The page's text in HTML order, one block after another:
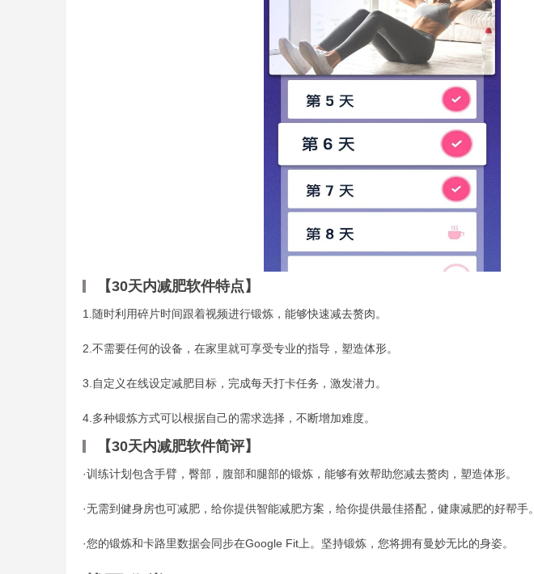
【30天内减肥软件特点】
1.随时利用碎片时间跟着视频进行锻炼，能够快速减去赘肉。
2.不需要任何的设备，在家里就可享受专业的指导，塑造体形。
3.自定义在线设定减肥目标，完成每天打卡任务，激发潜力。
4.多种锻炼方式可以根据自己的需求选择，不断增加难度。
【30天内减肥软件简评】
·训练计划包含手臂，臀部，腹部和腿部的锻炼，能够有效帮助您减去赘肉，塑造体形。
·无需到健身房也可减肥，给你提供智能减肥方案，给你提供最佳搭配，健康减肥的好帮手。
·您的锻炼和卡路里数据会同步在Google Fit上。坚持锻炼，您将拥有曼妙无比的身姿。